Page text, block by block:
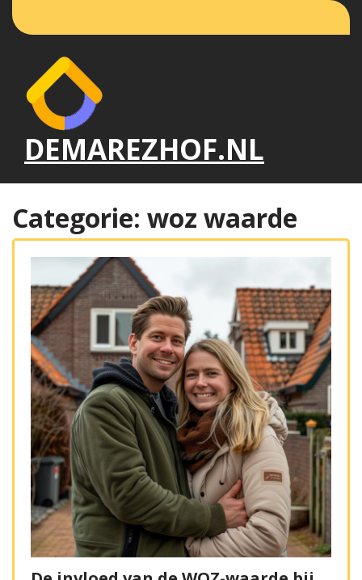
de
DEMAREZHOF.NL
Categorie: woz waarde